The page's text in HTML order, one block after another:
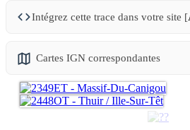
Intégrez cette trace dans votre site [
Cartes IGN correspondantes